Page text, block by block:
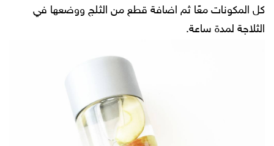
كل المكونات معًا ثم اضافة قطع من الثلج ووضعها في
الثلاجة لمدة ساعة.